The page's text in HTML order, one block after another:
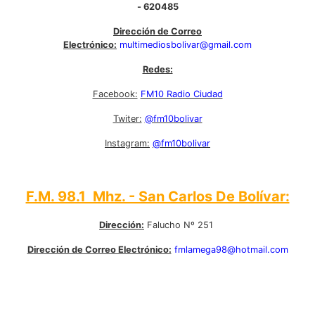
- 620485
Dirección de Correo
Electrónico: multimediosbolivar@gmail.com
Redes:
Facebook: FM10 Radio Ciudad
Twiter: @fm10bolivar
Instagram: @fm10bolivar
F.M. 98.1 Mhz. - San Carlos De Bolívar:
Dirección: Falucho Nº 251
Dirección de Correo Electrónico: fmlamega98@hotmail.com